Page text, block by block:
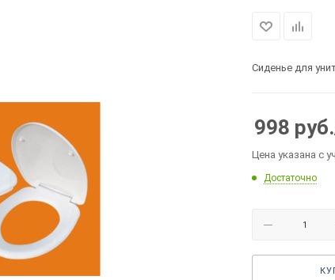
Сиденье для
998 руб.
Цена указана с
Достаточно